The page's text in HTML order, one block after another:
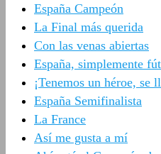
España Campeón
La Final más querida
Con las venas abiertas
España, simplemente
¡Tenemos un héroe, se
España Semifinalista
La France
Así me gusta a mí